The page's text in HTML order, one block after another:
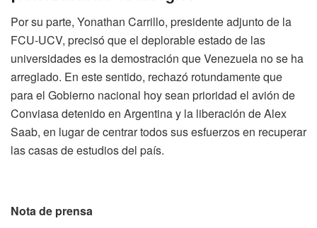
Por su parte, Yonathan Carrillo, presidente adjunto de la
FCU-UCV, precisó que el deplorable estado de las
universidades es la demostración que Venezuela no se ha
arreglado. En este sentido, rechazó rotundamente que
para el Gobierno nacional hoy sean prioridad el avión de
Conviasa detenido en Argentina y la liberación de Alex
Saab, en lugar de centrar todos sus esfuerzos en recuperar
las casas de estudios del país.
Nota de prensa